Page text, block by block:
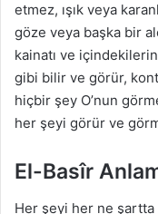
etmez, ışık veya
göze veya başka bir
kainatı ve
gibi bilir ve görür,
hiçbir şey O’nun
her şeyi görür ve
El-Basîr
Her şeyi her ne